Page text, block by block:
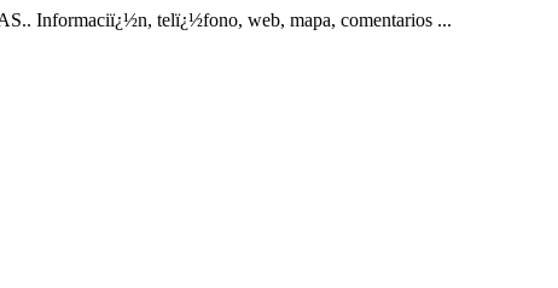
Informaciï¿½n, telï¿½fono, web, mapa, comentarios ...